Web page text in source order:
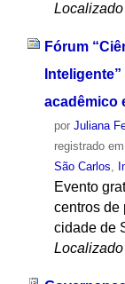
Fórum
acadêmico
por Juliana
registrado
São Carlos,
Evento
centros de
cidade de